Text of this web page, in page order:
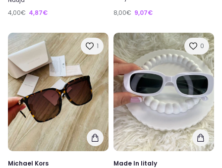
4,00€ 4,87€ 8,00€ 9,07€
1
Michael Kors
0
Made In Iitaly